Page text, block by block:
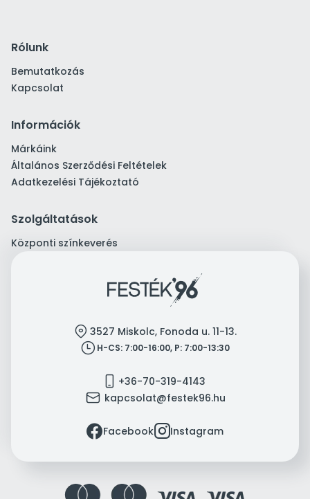
Rólunk
Bemutatkozás
Kapcsolat
Információk
Márkáink
Általános Szerződési Feltételek
Adatkezelési Tájékoztató
Szolgáltatások
Központi színkeverés
location 3527 Miskolc, Fonoda u. 11-13.
clock H-CS: 7:00-16:00, P: 7:00-13:30
mobile +36-70-319-4143
mail kapcsolat@festek96.hu
facebookFacebookinstagramInstagram